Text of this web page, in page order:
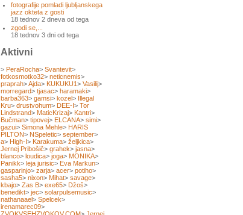
fotografije pomladi ljubljanskega
jazz okteta z gosti
18 tednov 2 dneva od tega
zgodi se,...
18 tednov 3 dni od tega
Aktivni
> PeraRocha> Svantevit>
fotkosmotko32> neticnemis>
praprah>Ajda> KUKUKU1> Vasilij>
morregard> tjasac> haramaki>
barba363> gamsi> kozel> Illegal
Kru> drustvohum> DEE-I> Tor
Lindstrand> MaticKrizaj> Kantri>
Bučman> tipovej> ELCANA> simi>
gazui> Simona Mehle> HARIS
PILTON> NSpeletic> september>
a> High-I> Karakuma> željkica>
Jernej Pribošič> grahek> jasna>
blanco> loudica> joga> MONIKA>
Panikk> leja jurisic> Eva Markun>
gasparinjo> zarja> acer> potiho>
sasha5> nixon> Mihat> savage>
kbajo> Zas B> exe65> Džoš>
benedikt> jec> solarpulsemusic>
nathanaael> Spelcek>
irenamarec09>